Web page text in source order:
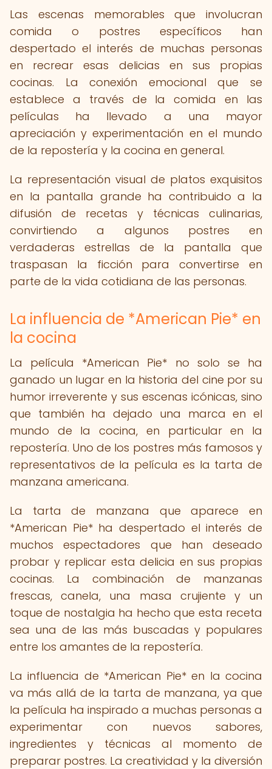
Las escenas memorables que involucran
comida o postres específicos han
despertado el interés de muchas personas
en recrear esas delicias en sus propias
cocinas. La conexión emocional que se
establece a través de la comida en las
películas ha llevado a una mayor
apreciación y experimentación en el mundo
de la repostería y la cocina en general.
La representación visual de platos exquisitos
en la pantalla grande ha contribuido a la
difusión de recetas y técnicas culinarias,
convirtiendo a algunos postres en
verdaderas estrellas de la pantalla que
traspasan la ficción para convertirse en
parte de la vida cotidiana de las personas.
La influencia de *American Pie* en
la cocina
La película *American Pie* no solo se ha
ganado un lugar en la historia del cine por su
humor irreverente y sus escenas icónicas, sino
que también ha dejado una marca en el
mundo de la cocina, en particular en la
repostería. Uno de los postres más famosos y
representativos de la película es la tarta de
manzana americana.
La tarta de manzana que aparece en
*American Pie* ha despertado el interés de
muchos espectadores que han deseado
probar y replicar esta delicia en sus propias
cocinas. La combinación de manzanas
frescas, canela, una masa crujiente y un
toque de nostalgia ha hecho que esta receta
sea una de las más buscadas y populares
entre los amantes de la repostería.
La influencia de *American Pie* en la cocina
va más allá de la tarta de manzana, ya que
la película ha inspirado a muchas personas a
experimentar con nuevos sabores,
ingredientes y técnicas al momento de
preparar postres. La creatividad y la diversión